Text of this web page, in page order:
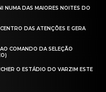
NUMA DAS MAIORES NOITES DO
DAS ATENÇÕES E GERA
COMANDO DA SELEÇÃO
O ESTÁDIO DO VARZIM ESTE